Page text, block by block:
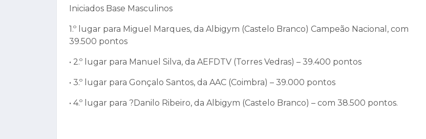
Iniciados Base Masculinos
1.º lugar para Miguel Marques, da Albigym (Castelo Branco) Campeão Nacional, com
39.500 pontos
• 2.º lugar para Manuel Silva, da AEFDTV (Torres Vedras) – 39.400 pontos
• 3.º lugar para Gonçalo Santos, da AAC (Coimbra) – 39.000 pontos
• 4.º lugar para ?Danilo Ribeiro, da Albigym (Castelo Branco) – com 38.500 pontos.